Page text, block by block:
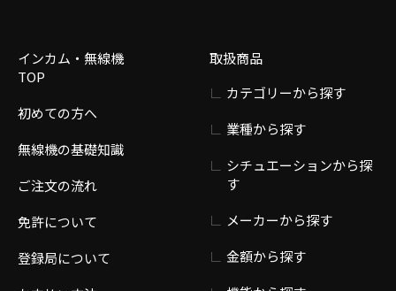
インカム・無線機
TOP
初めての方へ
無線機の基礎知識
ご注文の流れ
免許について
登録局について
取扱商品
カテゴリーから探す
業種から探す
シチュエーションから探
す
メーカーから探す
金額から探す